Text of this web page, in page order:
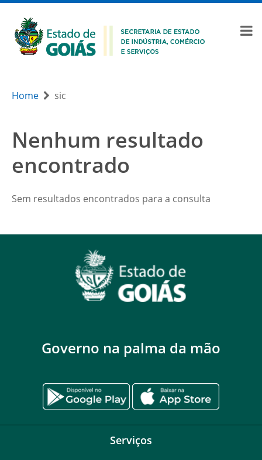
Home sic
Nenhum resultado
encontrado
Sem resultados encontrados para a consulta
Governo na palma da mão
Serviços